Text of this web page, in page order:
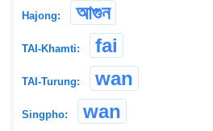
Hajong: আগুন
TAI-Khamti: fai
TAI-Turung: wan
Singpho: wan